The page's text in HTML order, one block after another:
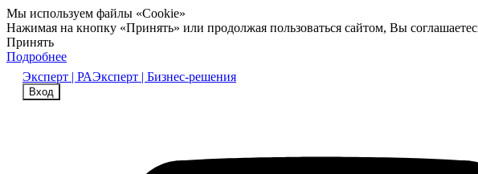
Мы используем файлы «Cookie»
Нажимая на кнопку «Принять» или продолжая пользоваться сайтом, Вы
Принять
Подробнее
Эксперт | РАЭксперт | Бизнес-решения
Вход